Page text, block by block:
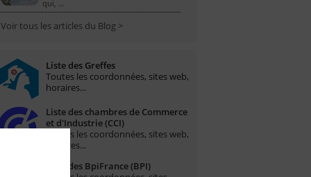
qui, …
Voir tous les articles du Blog >
Liste des Greffes
Toutes les coordonnées, sites web,
horaires...
Liste des chambres de Commerce
et d'Industrie (CCI)
Toutes les coordonnées, sites web,
horaires...
Liste des BpiFrance (BPI)